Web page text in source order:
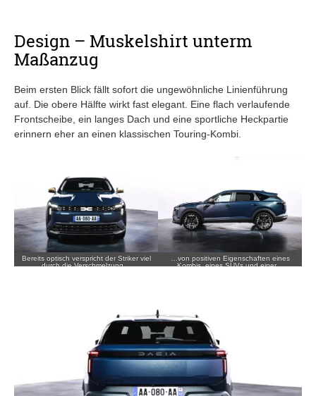
Design – Muskelshirt unterm
Maßanzug
Beim ersten Blick fällt sofort die ungewöhnliche Linienführung
auf. Die obere Hälfte wirkt fast elegant. Eine flach verlaufende
Frontscheibe, ein langes Dach und eine sportliche Heckpartie
erinnern eher an einen klassischen Touring-Kombi.
Bereits optisch verspricht der Striker viel
durch die Verschmelzung…
…von positiven Eigenschaften eines
Kombis, eines SUVs und einer…